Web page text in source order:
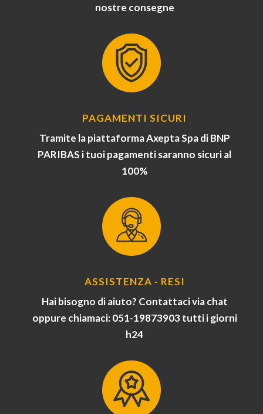
nostre consegne
PAGAMENTI SICURI
Tramite la piattaforma Axepta Spa di BNP
PARIBAS i tuoi pagamenti saranno sicuri al
100%
ASSISTENZA - RESI
Hai bisogno di aiuto? Contattaci via chat
oppure chiamaci: 051-19873903 tutti i giorni
h24